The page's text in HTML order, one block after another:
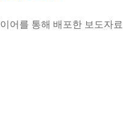
어를 통해 배포한 보도자